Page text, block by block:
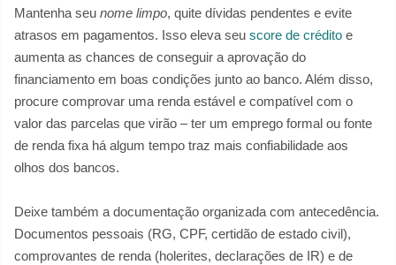
Mantenha seu nome limpo, quite dívidas pendentes e evite
atrasos em pagamentos. Isso eleva seu score de crédito e
aumenta as chances de conseguir a aprovação do
financiamento em boas condições junto ao banco. Além disso,
procure comprovar uma renda estável e compatível com o
valor das parcelas que virão – ter um emprego formal ou fonte
de renda fixa há algum tempo traz mais confiabilidade aos
olhos dos bancos.
Deixe também a documentação organizada com antecedência.
Documentos pessoais (RG, CPF, certidão de estado civil),
comprovantes de renda (holerites, declarações de IR) e de